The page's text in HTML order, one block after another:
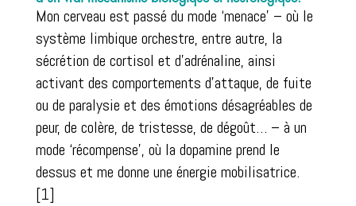
Mon cerveau est passé du mode ‘menace’ – où le
système limbique orchestre, entre autre, la
sécrétion de cortisol et d’adrénaline, ainsi
activant des comportements d’attaque, de fuite
ou de paralysie et des émotions désagréables de
peur, de colère, de tristesse, de dégoût… – à un
mode ‘récompense’, où la dopamine prend le
dessus et me donne une énergie mobilisatrice.
[1]